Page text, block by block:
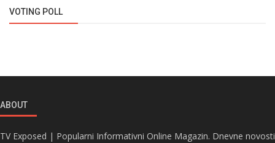
VOTING POLL
ABOUT
TV Exposed | Popularni Informativni Online Magazin. Dnevne novosti